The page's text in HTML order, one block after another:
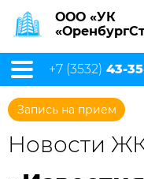
ООО «УК
+7 (3532) 43-
Запись на прием
Новости